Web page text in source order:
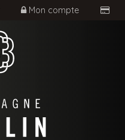
Mon compte